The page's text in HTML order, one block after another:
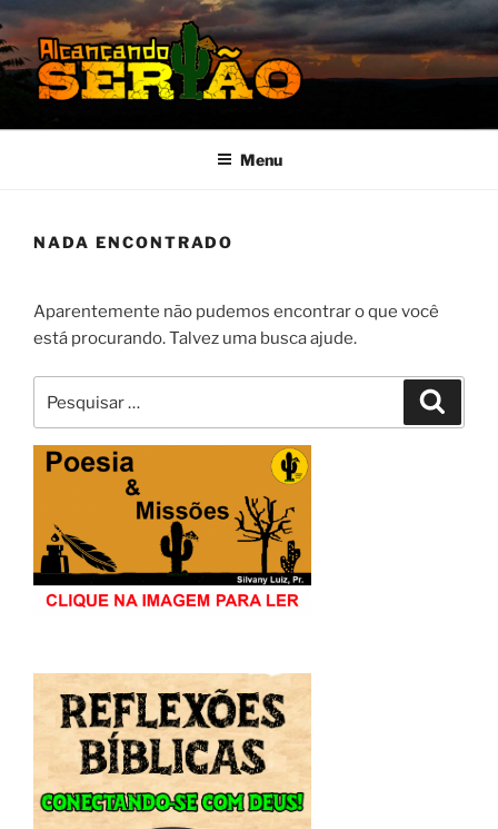
Pular
para
o
conteúdo
MISSÃO SERTÃO
Menu
NADA ENCONTRADO
Aparentemente não pudemos encontrar o que você
está procurando. Talvez uma busca ajude.
por: